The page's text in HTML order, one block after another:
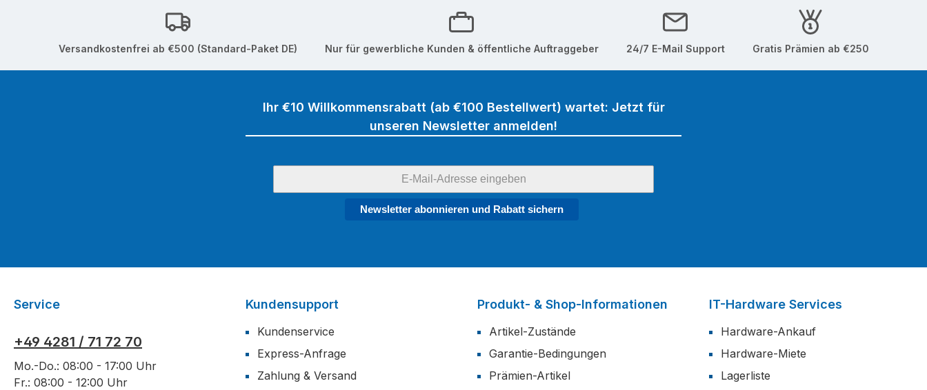
Versandkostenfrei ab €500 (Standard-Paket DE) Nur für gewerbliche Kunden & öffentliche Auftraggeber 24/7 E-Mail Support Gratis Prämien ab €250
Ihr €10 Willkommensrabatt (ab €100 Bestellwert) wartet: Jetzt für
unseren Newsletter anmelden!
Newsletter abonnieren und Rabatt sichern
Service
+49 4281 / 71 72 70
Mo.-Do.: 08:00 - 17:00 Uhr
Fr.: 08:00 - 12:00 Uhr
Kundensupport
Kundenservice
Express-Anfrage
Zahlung & Versand
Produkt- & Shop-Informationen
Artikel-Zustände
Garantie-Bedingungen
Prämien-Artikel
IT-Hardware Services
Hardware-Ankauf
Hardware-Miete
Lagerliste